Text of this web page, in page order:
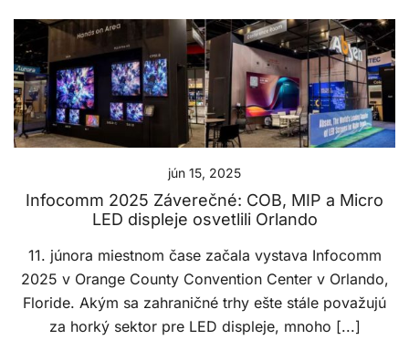
jún 15, 2025
Infocomm 2025 Záverečné: COB, MIP a Micro
LED displeje osvetlili Orlando
11. júnora miestnom čase začala vystava Infocomm
2025 v Orange County Convention Center v Orlando,
Floride. Akým sa zahraničné trhy ešte stále považujú
za horký sektor pre LED displeje, mnoho [...]